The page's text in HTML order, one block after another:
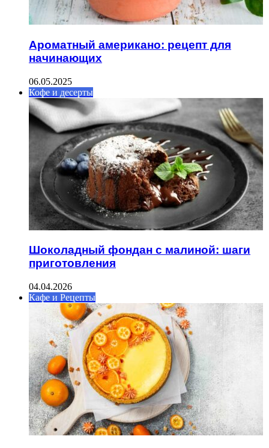
Ароматный американо: рецепт для
начинающих
06.05.2025
Кофе и десерты
Шоколадный фондан с малиной: шаги
приготовления
04.04.2026
Кафе и Рецепты